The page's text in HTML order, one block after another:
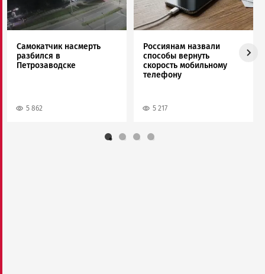
Самокатчик насмерть
разбился в
Петрозаводске
5 862
Россиянам назвали
способы вернуть
скорость мобильному
телефону
5 217